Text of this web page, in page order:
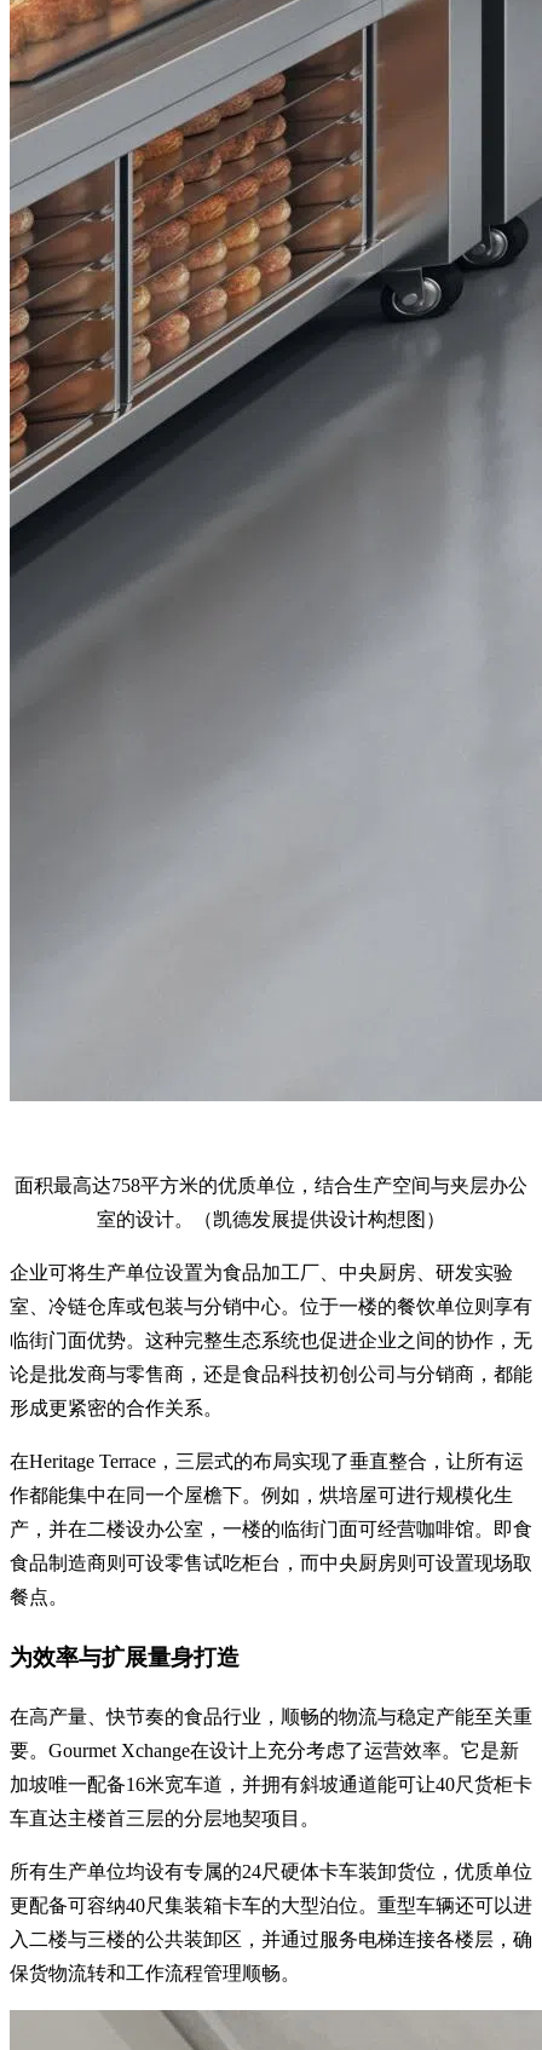
面积最高达758平方米的优质单位，结合生产空间与夹层办公
室的设计。（凯德发展提供设计构想图）
企业可将生产单位设置为食品加工厂、中央厨房、研发实验
室、冷链仓库或包装与分销中心。位于一楼的餐饮单位则享有
临街门面优势。这种完整生态系统也促进企业之间的协作，无
论是批发商与零售商，还是食品科技初创公司与分销商，都能
形成更紧密的合作关系。
在Heritage Terrace，三层式的布局实现了垂直整合，让所有运
作都能集中在同一个屋檐下。例如，烘培屋可进行规模化生
产，并在二楼设办公室，一楼的临街门面可经营咖啡馆。即食
食品制造商则可设零售试吃柜台，而中央厨房则可设置现场取
餐点。
为效率与扩展量身打造
在高产量、快节奏的食品行业，顺畅的物流与稳定产能至关重
要。Gourmet Xchange在设计上充分考虑了运营效率。它是新
加坡唯一配备16米宽车道，并拥有斜坡通道能可让40尺货柜卡
车直达主楼首三层的分层地契项目。
所有生产单位均设有专属的24尺硬体卡车装卸货位，优质单位
更配备可容纳40尺集装箱卡车的大型泊位。重型车辆还可以进
入二楼与三楼的公共装卸区，并通过服务电梯连接各楼层，确
保货物流转和工作流程管理顺畅。